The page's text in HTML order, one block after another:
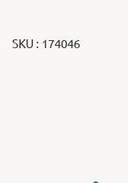
SKU : 174046